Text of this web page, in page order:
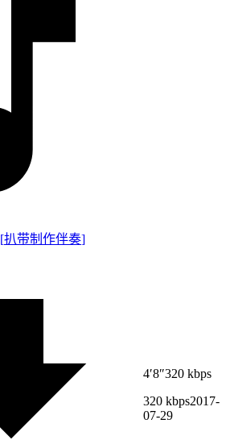
[扒带制作伴奏]
4′8″320 kbps
320 kbps2017-
07-29